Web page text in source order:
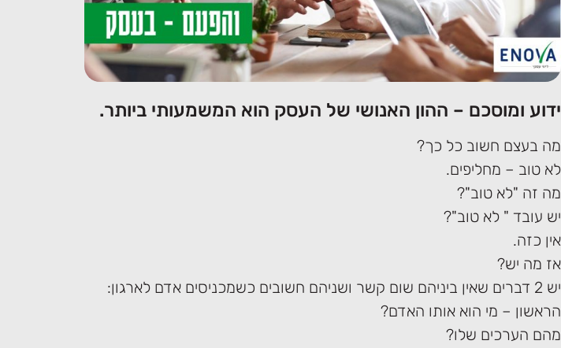
ידוע ומוסכם – ההון האנושי של העסק הוא המשמעותי ביותר.
מה בעצם חשוב כל כך?
לא טוב – מחליפים.
מה זה "לא טוב"?
יש עובד " לא טוב"?
אין כזה.
אז מה יש?
יש 2 דברים שאין ביניהם שום קשר ושניהם חשובים כשמכניסים אדם לארגון:
הראשון – מי הוא אותו האדם?
מהם הערכים שלו?